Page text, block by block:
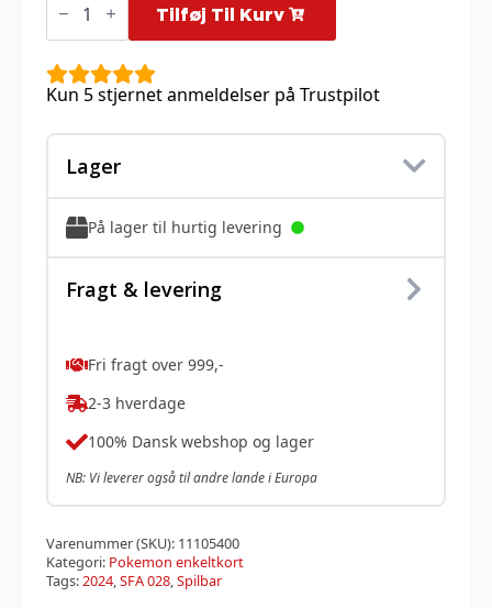
-
Reverse
antal
Tilføj Til Kurv
Kun 5 stjernet anmeldelser på Trustpilot
Lager
På lager til hurtig levering
Fragt & levering
Fri fragt over 999,-
2-3 hverdage
100% Dansk webshop og lager
NB: Vi leverer også til andre lande i Europa
Varenummer (SKU): 11105400
Kategori: Pokemon enkeltkort
Tags:2024,SFA 028,Spilbar